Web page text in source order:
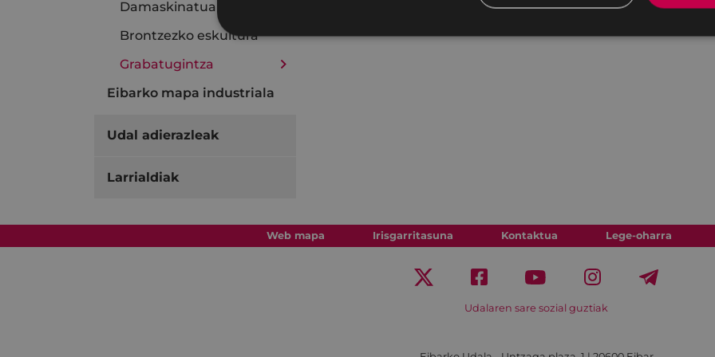
Damaskinatua
Brontzezko eskultura
Grabatugintza
Eibarko mapa industriala
Udal adierazleak
Larrialdiak
Web mapa Irisgarritasuna Kontaktua Lege-oharra
Udalaren sare sozial guztiak